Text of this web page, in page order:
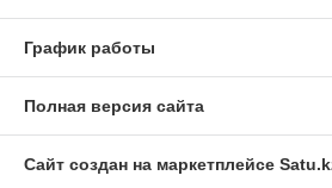
График работы
Полная версия сайта
Сайт создан на маркетплейсе